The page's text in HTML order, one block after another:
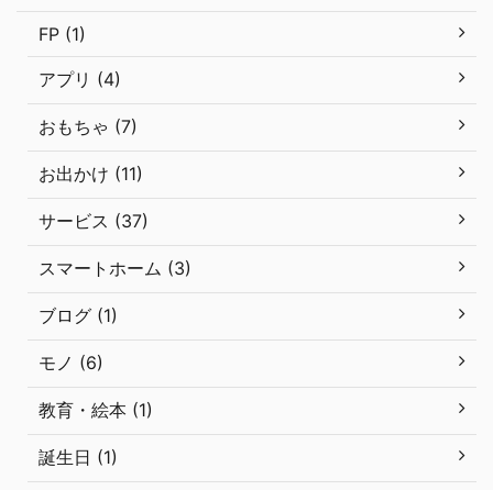
FP (1)
アプリ (4)
おもちゃ (7)
お出かけ (11)
サービス (37)
スマートホーム (3)
ブログ (1)
モノ (6)
教育・絵本 (1)
誕生日 (1)